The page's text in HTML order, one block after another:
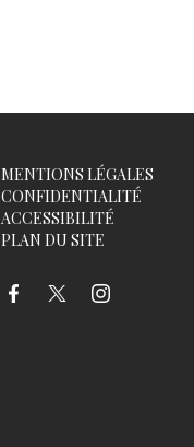
MENTIONS LÉGALES
CONFIDENTIALITÉ
ACCESSIBILITÉ
PLAN DU SITE